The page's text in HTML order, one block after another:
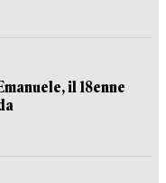
il 18enne